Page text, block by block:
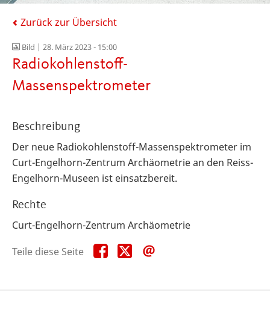
Zurück zur Übersicht
Bild | 28. März 2023 - 15:00
Radiokohlenstoff-
Massenspektrometer
Beschreibung
Der neue Radiokohlenstoff-Massenspektrometer im
Curt-Engelhorn-Zentrum Archäometrie an den Reiss-
Engelhorn-Museen ist einsatzbereit.
Rechte
Curt-Engelhorn-Zentrum Archäometrie
Teile diese Seite
Teile
diese
Teile
diese